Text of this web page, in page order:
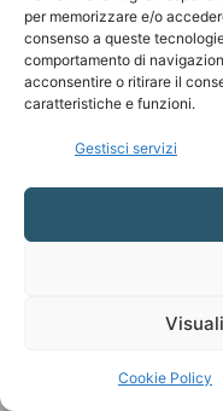
per memorizzare e/o
consenso a queste
comportamento di
acconsentire o ritirare il
caratteristiche e funzioni.
Gestisci servizi
Cookie Policy